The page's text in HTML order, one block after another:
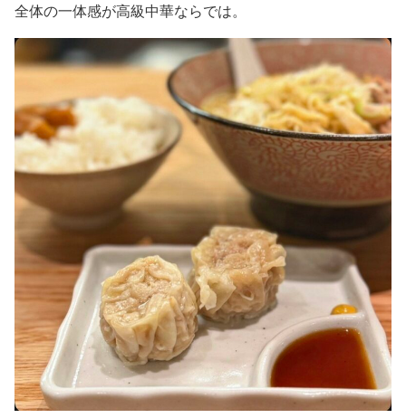
全体の一体感が高級中華ならでは。